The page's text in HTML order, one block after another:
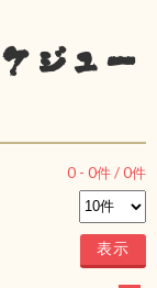
ジュー
0 - 0件 /0件